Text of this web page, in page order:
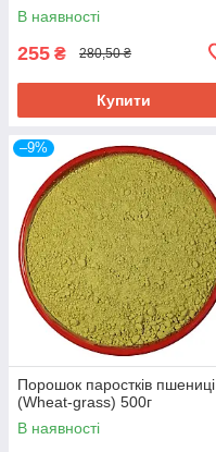
В наявності
255 ₴ 280,50 ₴
Купити
–9%
Порошок паростків пшениці
(Wheat-grass) 500г
В наявності